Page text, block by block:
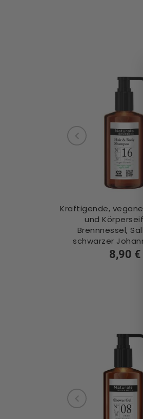
Kräftigende, vegane
und
Brennnessel,
schwarzer
8,90 €